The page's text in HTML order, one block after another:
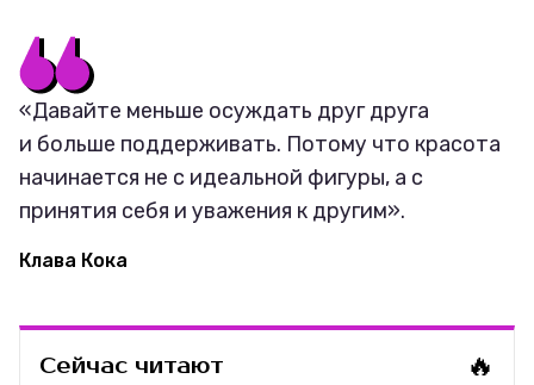
«Давайте меньше осуждать друг друга
и больше поддерживать. Потому что красота
начинается не с идеальной фигуры, а с
принятия себя и уважения к другим».
Клава Кока
Сейчас читают 🔥